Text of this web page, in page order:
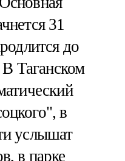
31
до
Таганском
в
услышат
в парке